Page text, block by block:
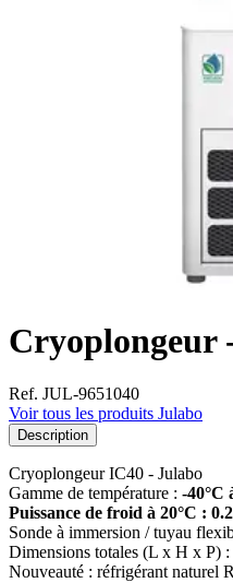
Cryoplongeur
Ref. JUL-9651040
Voir tous les produits Julabo
Description
Cryoplongeur IC40 - Julabo
Gamme de température : -40°C
Puissance de froid à 20°C :
Sonde à immersion / tuyau
Dimensions totales (L x H x P)
Nouveauté : réfrigérant naturel